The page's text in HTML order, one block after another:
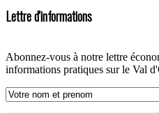
Lettre d'informations
Abonnez-vous à notre lettre
informations pratiques sur le Val